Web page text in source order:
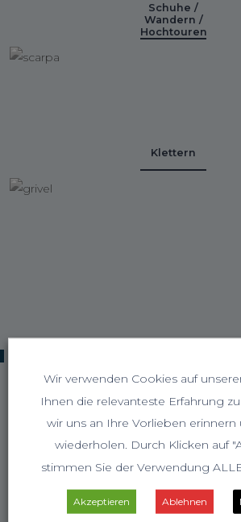
Schuhe /
Wandern /
Hochtouren
Klettern
Wir verwenden Cookies auf
Ihnen die relevanteste Erfahrung
wir uns an Ihre Vorlieben erinnern
wiederholen. Durch Klicken auf
stimmen Sie der Verwendung
Akzeptieren Ablehnen